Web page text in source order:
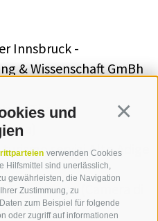
und
verwenden Cookies
Hilfsmittel sind unerlässlich,
gewährleisten, die Navigation
Zustimmung, zu
zum Beispiel für folgende
oder zugriff auf informationen
Innsbruck -
& Wissenschaft GmBh
- Tiroler
servizi Alto Adige
Formazione (Camera di
(Italia)